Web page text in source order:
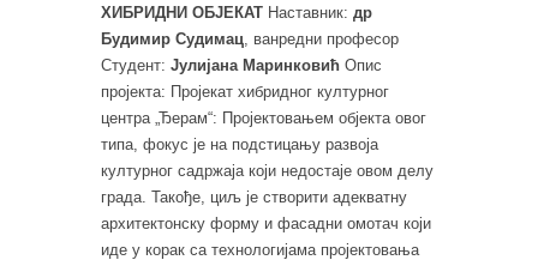
ХИБРИДНИ ОБЈЕКАТ Наставник: др
Будимир Судимац , ванредни професор
Студент: Јулијана Маринковић Опис
пројекта: Пројекат хибридног културног
центра „Ђерам“: Пројектовањем објекта овог
типа, фокус је на подстицању развоја
културног садржаја који недостаје овом делу
града. Такође, циљ је створити адекватну
архитектонску форму и фасадни омотач који
иде у корак са технологијама пројектовања